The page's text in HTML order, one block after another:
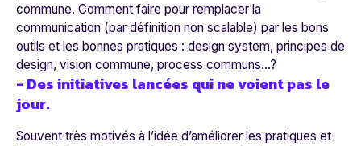
commune. Comment faire pour remplacer la
communication (par définition non scalable) par les bons
outils et les bonnes pratiques : design system, principes de
design, vision commune, process communs…?
- Des initiatives lancées qui ne voient pas le
jour.
Souvent très motivés à l’idée d’améliorer les pratiques et